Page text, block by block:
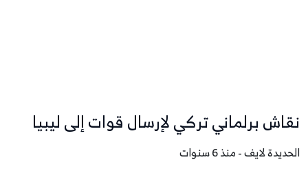
نقاش برلماني تركي لإرسال قوات إلى ليبيا
الحديدة لايف - منذ 6 سنوات